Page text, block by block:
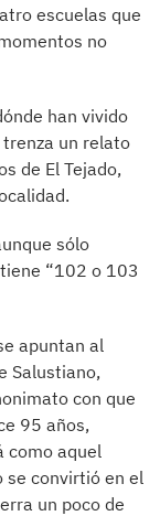
escuelas que
no
han vivido
un relato
de El Tejado,
sólo
“102 o 103
apuntan al
Salustiano,
con que
95 años,
como aquel
se convirtió en el
un poco de